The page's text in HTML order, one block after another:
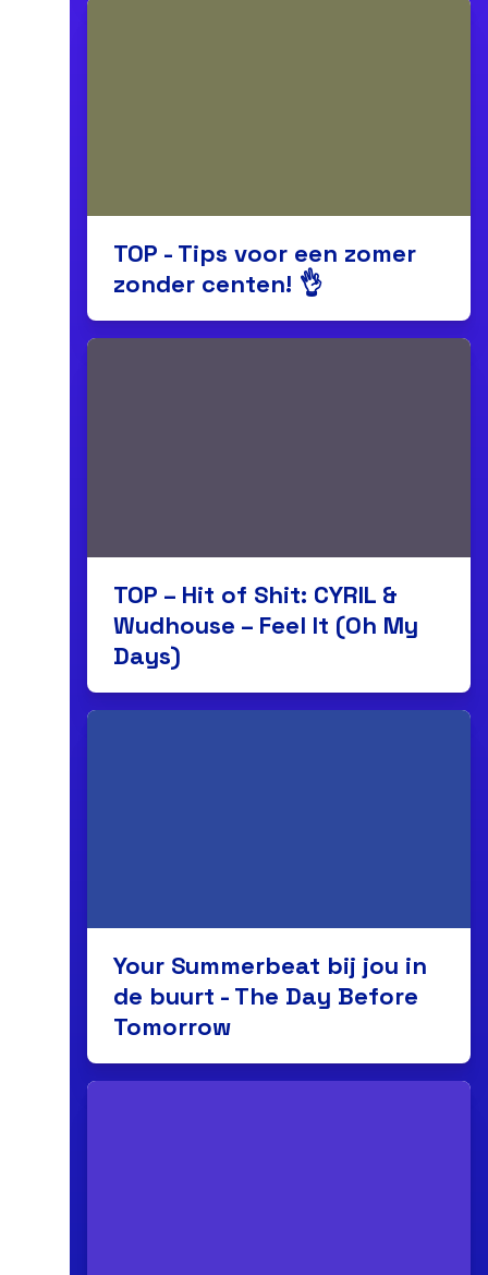
TOP - Tips voor een zomer
zonder centen! 👌
TOP – Hit of Shit: CYRIL &
Wudhouse – Feel It (Oh My
Days)
Your Summerbeat bij jou in
de buurt - The Day Before
Tomorrow